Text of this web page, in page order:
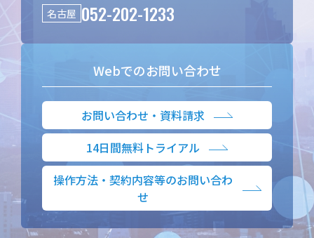
名古屋 052-202-1233
Webでのお問い合わせ
お問い合わせ・資料請求
14日間無料トライアル
操作方法・契約内容等のお問い合わ
せ